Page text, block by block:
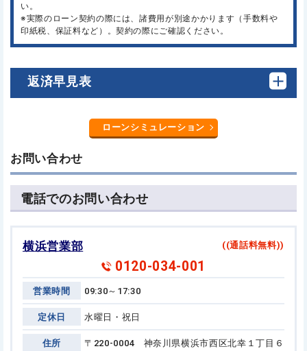
い。
※実際のローン契約の際には、諸費用が別途かかります（手数料や
印紙税、保証料など）。契約の際にご確認ください。
返済早見表
ローンシミュレーション
お問い合わせ
電話でのお問い合わせ
横浜営業部 ((通話料無料))
0120-034-001
営業時間 09:30～17:30
定休日 水曜日・祝日
住所
〒220-0004 神奈川県横浜市西区北幸１丁目６